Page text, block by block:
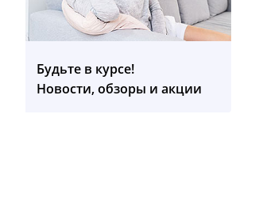
114.40руб.
FC 49 Электрическая щетка для
лица
Будьте в курсе!
Новости, обзоры и акции